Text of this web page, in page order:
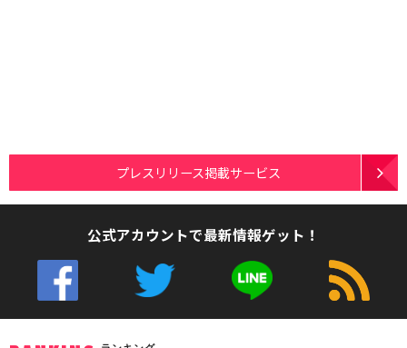
プレスリリース掲載サービス
公式アカウントで最新情報ゲット！